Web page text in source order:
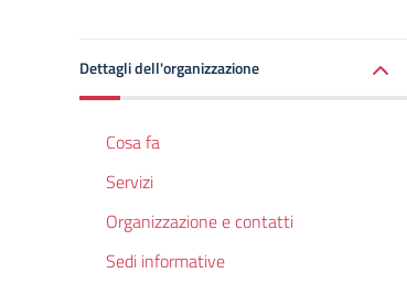
Dettagli dell'organizzazione
Cosa fa
Servizi
Organizzazione e contatti
Sedi informative